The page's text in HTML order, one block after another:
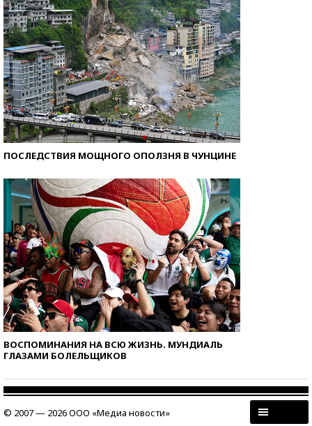
ПОСЛЕДСТВИЯ МОЩНОГО ОПОЛЗНЯ В ЧУНЦИНЕ
ВОСПОМИНАНИЯ НА ВСЮ ЖИЗНЬ. МУНДИАЛЬ
ГЛАЗАМИ БОЛЕЛЬЩИКОВ
© 2007 — 2026 ООО «Медиа новости»